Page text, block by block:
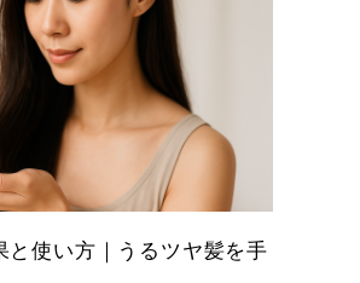
と使い方｜うるツヤ髪を手